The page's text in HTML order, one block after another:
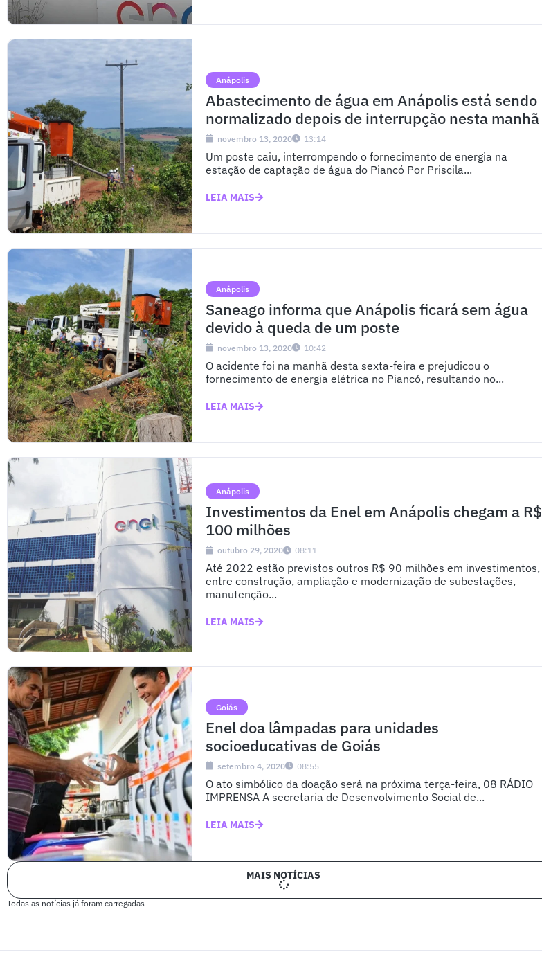
Anápolis
Abastecimento de água em Anápolis está sendo
normalizado depois de interrupção nesta manhã
novembro 13, 2020 13:14
Um poste caiu, interrompendo o fornecimento de energia na
estação de captação de água do Piancó Por Priscila...
LEIA MAIS
Anápolis
Saneago informa que Anápolis ficará sem água
devido à queda de um poste
novembro 13, 2020 10:42
O acidente foi na manhã desta sexta-feira e prejudicou o
fornecimento de energia elétrica no Piancó, resultando no...
LEIA MAIS
Anápolis
Investimentos da Enel em Anápolis chegam a R$
100 milhões
outubro 29, 2020 08:11
Até 2022 estão previstos outros R$ 90 milhões em investimentos,
entre construção, ampliação e modernização de subestações,
manutenção...
LEIA MAIS
Goiás
Enel doa lâmpadas para unidades
socioeducativas de Goiás
setembro 4, 2020 08:55
O ato simbólico da doação será na próxima terça-feira, 08 RÁDIO
IMPRENSA A secretaria de Desenvolvimento Social de...
LEIA MAIS
MAIS NOTÍCIAS
Todas as notícias já foram carregadas